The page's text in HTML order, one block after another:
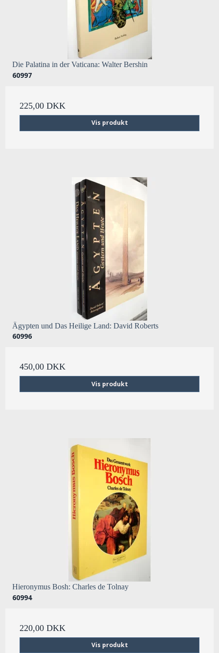
Die Palatina in der Vaticana: Walter Bershin
60997
225,00 DKK
Vis produkt
Ägypten und Das Heilige Land: David Roberts
60996
450,00 DKK
Vis produkt
Hieronymus Bosh: Charles de Tolnay
60994
220,00 DKK
Vis produkt